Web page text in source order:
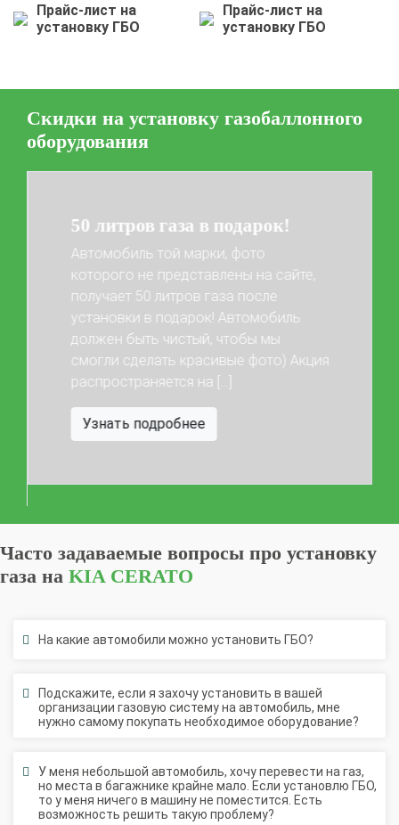
Прайс-лист на
установку ГБО
Прайс-лист на
установку ГБО
Скидки на установку газобаллонного
оборудования
50 литров газа в подарок!
Автомобиль той марки, фото
которого не представлены на сайте,
получает 50 литров газа после
установки в подарок! Автомобиль
должен быть чистый, чтобы мы
смогли сделать красивые фото) Акция
распространяется на […]
Узнать подробнее
Previous
Часто задаваемые вопросы про установку
газа наKIA CERATO
организации газовую систему на автомобиль, мне
нужно самому покупать необходимое оборудование?
но места в багажнике крайне мало. Если установлю ГБО,
то у меня ничего в машину не поместится. Есть
возможность решить такую проблему?